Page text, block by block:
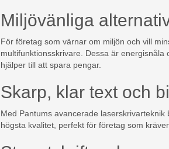
Miljövänliga
För företag som värnar om miljön och vill
multifunktionsskrivare. Dessa är
hjälper till att spara pengar.
Skarp, klar text och
Med Pantums avancerade
högsta kvalitet, perfekt för företag som